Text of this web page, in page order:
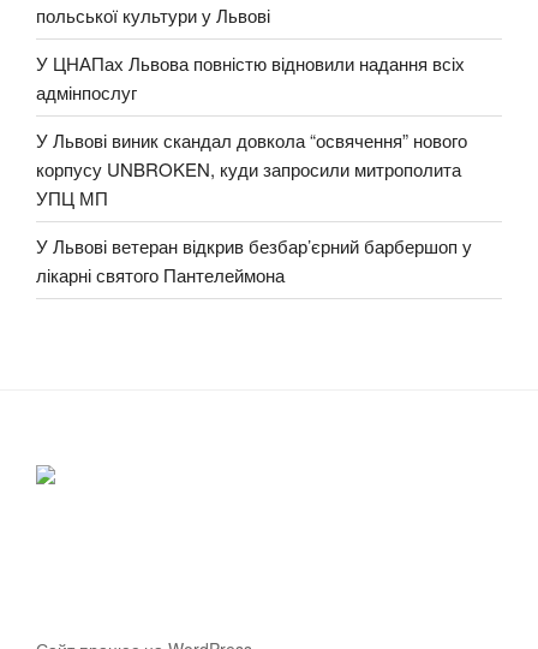
польської культури у Львові
У ЦНАПах Львова повністю відновили надання всіх
адмінпослуг
У Львові виник скандал довкола “освячення” нового
корпусу UNBROKEN, куди запросили митрополита
УПЦ МП
У Львові ветеран відкрив безбар’єрний барбершоп у
лікарні святого Пантелеймона